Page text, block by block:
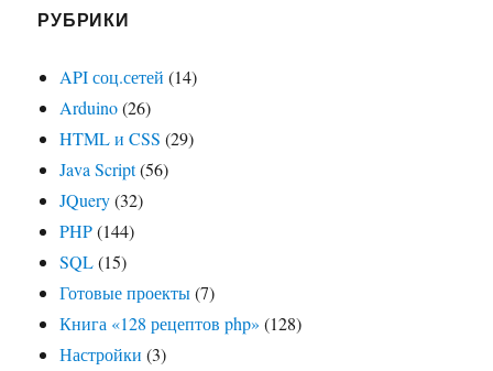
РУБРИКИ
API соц.сетей (14)
Arduino(26)
HTML и CSS (29)
Java Script(56)
JQuery(32)
PHP(144)
SQL(15)
Готовые проекты(7)
Книга «128 рецептов php» (128)
Настройки (3)